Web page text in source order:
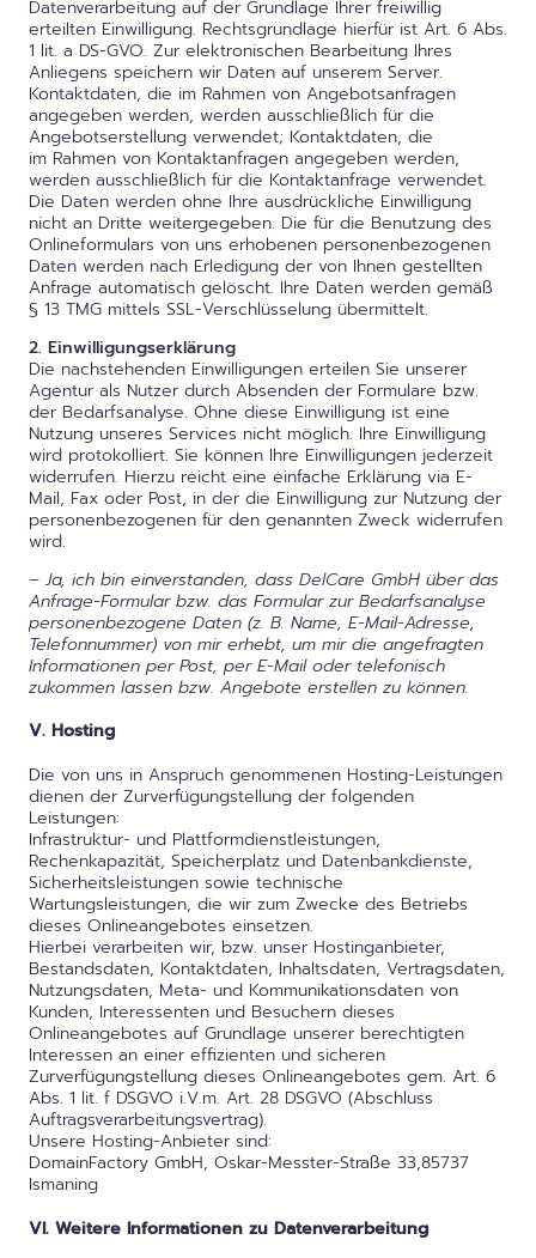
Datenverarbeitung auf der Grundlage Ihrer freiwillig
erteilten Einwilligung. Rechtsgrundlage hierfür ist Art. 6 Abs.
1 lit. a DS-GVO. Zur elektronischen Bearbeitung Ihres
Anliegens speichern wir Daten auf unserem Server.
Kontaktdaten, die im Rahmen von Angebotsanfragen
angegeben werden, werden ausschließlich für die
Angebotserstellung verwendet; Kontaktdaten, die
im Rahmen von Kontaktanfragen angegeben werden,
werden ausschließlich für die Kontaktanfrage verwendet.
Die Daten werden ohne Ihre ausdrückliche Einwilligung
nicht an Dritte weitergegeben. Die für die Benutzung des
Onlineformulars von uns erhobenen personenbezogenen
Daten werden nach Erledigung der von Ihnen gestellten
Anfrage automatisch gelöscht. Ihre Daten werden gemäß
§ 13 TMG mittels SSL-Verschlüsselung übermittelt.
2. Einwilligungserklärung
Die nachstehenden Einwilligungen erteilen Sie unserer
Agentur als Nutzer durch Absenden der Formulare bzw.
der Bedarfsanalyse. Ohne diese Einwilligung ist eine
Nutzung unseres Services nicht möglich. Ihre Einwilligung
wird protokolliert. Sie können Ihre Einwilligungen jederzeit
widerrufen. Hierzu reicht eine einfache Erklärung via E-
Mail, Fax oder Post, in der die Einwilligung zur Nutzung der
personenbezogenen für den genannten Zweck widerrufen
wird.
– Ja, ich bin einverstanden, dass DelCare GmbH über das
Anfrage-Formular bzw. das Formular zur Bedarfsanalyse
personenbezogene Daten (z. B. Name, E-Mail-Adresse,
Telefonnummer) von mir erhebt, um mir die angefragten
Informationen per Post, per E-Mail oder telefonisch
zukommen lassen bzw. Angebote erstellen zu können.
V. Hosting
Die von uns in Anspruch genommenen Hosting-Leistungen
dienen der Zurverfügungstellung der folgenden
Leistungen:
Infrastruktur- und Plattformdienstleistungen,
Rechenkapazität, Speicherplatz und Datenbankdienste,
Sicherheitsleistungen sowie technische
Wartungsleistungen, die wir zum Zwecke des Betriebs
dieses Onlineangebotes einsetzen.
Hierbei verarbeiten wir, bzw. unser Hostinganbieter,
Bestandsdaten, Kontaktdaten, Inhaltsdaten, Vertragsdaten,
Nutzungsdaten, Meta- und Kommunikationsdaten von
Kunden, Interessenten und Besuchern dieses
Onlineangebotes auf Grundlage unserer berechtigten
Interessen an einer effizienten und sicheren
Zurverfügungstellung dieses Onlineangebotes gem. Art. 6
Abs. 1 lit. f DSGVO i.V.m. Art. 28 DSGVO (Abschluss
Auftragsverarbeitungsvertrag).
Unsere Hosting-Anbieter sind:
DomainFactory GmbH, Oskar-Messter-Straße 33,85737
Ismaning
VI. Weitere Informationen zu Datenverarbeitung